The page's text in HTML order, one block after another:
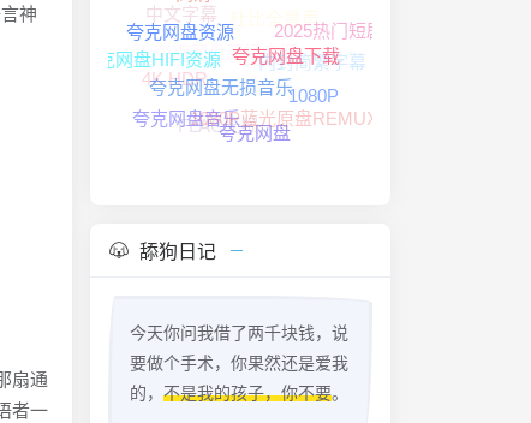
神
扇通
者一
夸克网盘资源
夸克网盘无损音乐
夸克网盘下载
夸克网盘HIFI资源
夸克网盘音乐
夸克网盘
1080P
2025热门短剧
4K HDR
FLAC无损
1080P蓝光原盘REMUX
内封简繁字幕
夸克网盘无损音源
舔狗日记
今天你问我借了两千块钱，说
要做个手术，你果然还是爱我
的， 不是我的孩子，你不要。